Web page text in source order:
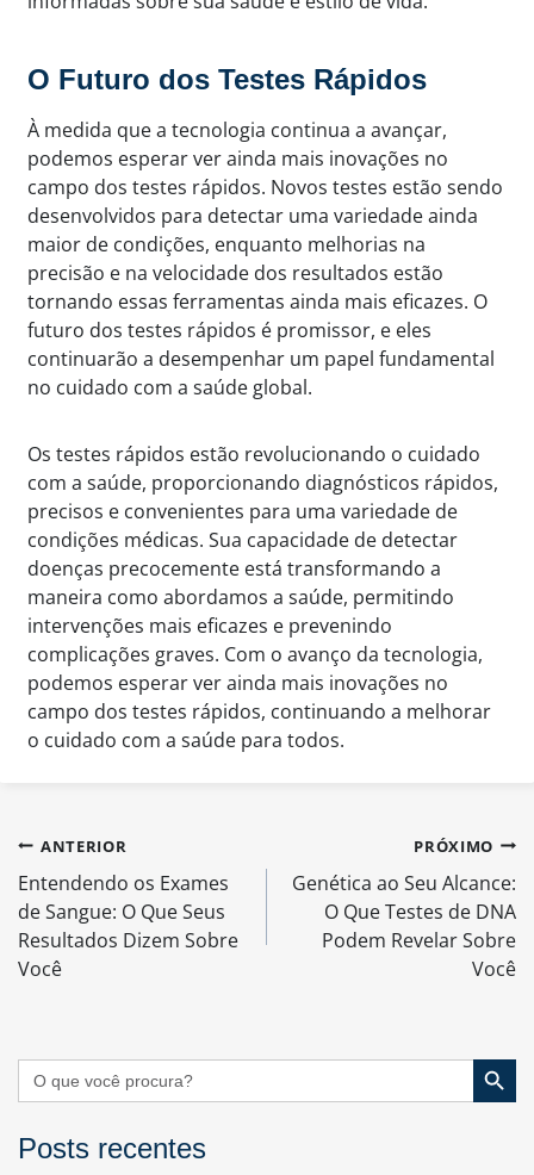
O Futuro dos Testes Rápidos
À medida que a tecnologia continua a avançar,
podemos esperar ver ainda mais inovações no
campo dos testes rápidos. Novos testes estão sendo
desenvolvidos para detectar uma variedade ainda
maior de condições, enquanto melhorias na
precisão e na velocidade dos resultados estão
tornando essas ferramentas ainda mais eficazes. O
futuro dos testes rápidos é promissor, e eles
continuarão a desempenhar um papel fundamental
no cuidado com a saúde global.
Os testes rápidos estão revolucionando o cuidado
com a saúde, proporcionando diagnósticos rápidos,
precisos e convenientes para uma variedade de
condições médicas. Sua capacidade de detectar
doenças precocemente está transformando a
maneira como abordamos a saúde, permitindo
intervenções mais eficazes e prevenindo
complicações graves. Com o avanço da tecnologia,
podemos esperar ver ainda mais inovações no
campo dos testes rápidos, continuando a melhorar
o cuidado com a saúde para todos.
Navegação
de
Post
ANTERIOR
Entendendo os Exames
de Sangue: O Que Seus
Resultados Dizem Sobre
Você
PRÓXIMO
Genética ao Seu Alcance:
O Que Testes de DNA
Podem Revelar Sobre
Você
Search
for:
Search Button
Posts recentes